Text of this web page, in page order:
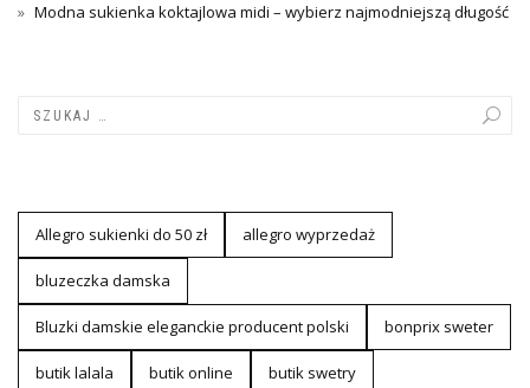
Modna sukienka koktajlowa midi – wybierz najmodniejszą długość
Allegro sukienki do 50 zł allegro wyprzedaż
bluzeczka damska
Bluzki damskie eleganckie producent polski bonprix sweter
butik lalala butik online butik swetry